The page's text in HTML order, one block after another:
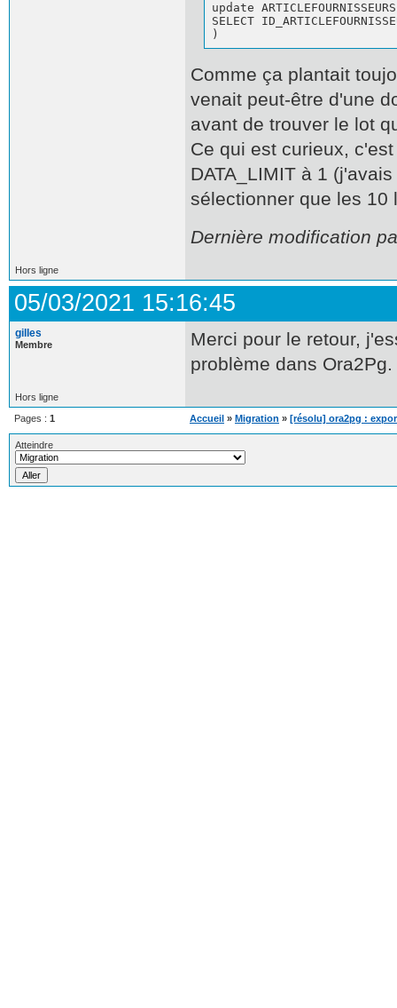
update
SELECT
)
Comme ça plantait
venait peut-être d'une
avant de trouver le lot
Ce qui est curieux,
DATA_LIMIT à 1
sélectionner que les 10
Dernière modification
Hors ligne
05/03/2021 15:16:45
gilles
Membre
Merci pour le retour,
problème dans Ora2Pg.
Hors ligne
Pages : 1 Accueil » Migration » [résolu] ora2pg :
Atteindre